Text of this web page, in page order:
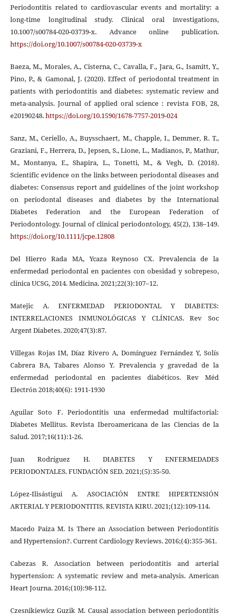
Periodontitis related to cardiovascular events and mortality: a
long-time longitudinal study. Clinical oral investigations,
10.1007/s00784-020-03739-x. Advance online publication.
https://doi.org/10.1007/s00784-020-03739-x
Baeza, M., Morales, A., Cisterna, C., Cavalla, F., Jara, G., Isamitt, Y.,
Pino, P., & Gamonal, J. (2020). Effect of periodontal treatment in
patients with periodontitis and diabetes: systematic review and
meta-analysis. Journal of applied oral science : revista FOB, 28,
e20190248.https://doi.org/10.1590/1678-7757-2019-024
Sanz, M., Ceriello, A., Buysschaert, M., Chapple, I., Demmer, R. T.,
Graziani, F., Herrera, D., Jepsen, S., Lione, L., Madianos, P., Mathur,
M., Montanya, E., Shapira, L., Tonetti, M., & Vegh, D. (2018).
Scientific evidence on the links between periodontal diseases and
diabetes: Consensus report and guidelines of the joint workshop
on periodontal diseases and diabetes by the International
Diabetes Federation and the European Federation of
Periodontology. Journal of clinical periodontology, 45(2), 138–149.
https://doi.org/10.1111/jcpe.12808
Del Hierro Rada MA, Ycaza Reynoso CX. Prevalencia de la
enfermedad periodontal en pacientes con obesidad y sobrepeso,
clínica UCSG, 2014. Medicina. 2021;22(3):107–12.
Matejic A. ENFERMEDAD PERIODONTAL Y DIABETES:
INTERRELACIONES INMUNOLÓGICAS Y CLÍNICAS. Rev Soc
Argent Diabetes. 2020;47(3):87.
Villegas Rojas IM, Díaz Rivero A, Domínguez Fernández Y, Solís
Cabrera BA, Tabares Alonso Y. Prevalencia y gravedad de la
enfermedad periodontal en pacientes diabéticos. Rev Méd
Electrón 2018;40(6): 1911-1930
Aguilar Soto F. Periodontitis una enfermedad multifactorial:
Diabetes Mellitus. Revista Iberoamericana de las Ciencias de la
Salud. 2017;16(11):1-26.
Juan Rodríguez H. DIABETES Y ENFERMEDADES
PERIODONTALES. FUNDACIÓN SED. 2021;(5):35-50.
López-Ilisástigui A. ASOCIACIÓN ENTRE HIPERTENSIÓN
ARTERIAL Y PERIODONTITIS. REVISTA KIRU. 2021;(12):109-114.
Macedo Paiza M. Is There an Association between Periodontitis
and Hypertension?. Current Cardiology Reviews. 2016;(4):355-361.
Cabezas R. Association between periodontitis and arterial
hypertension: A systematic review and meta-analysis. American
Heart Journa. 2016;(10):98-112.
Czesnikiewicz Guzik M. Causal association between periodontitis